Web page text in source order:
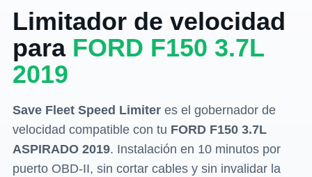
Limitador de velocidad
para FORD F150 3.7L
2019
Save Fleet Speed Limiteres el gobernador de
velocidad compatible con tu FORD F150 3.7L
ASPIRADO 2019. Instalación en 10 minutos por
puerto OBD-II, sin cortar cables y sin invalidar la